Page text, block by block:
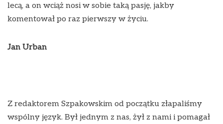
lecą, a on wciąż nosi w sobie taką pasję, jakby
komentował po raz pierwszy w życiu.
Jan Urban
Z redaktorem Szpakowskim od początku złapaliśmy
wspólny język. Był jednym z nas, żył z nami i pomagał